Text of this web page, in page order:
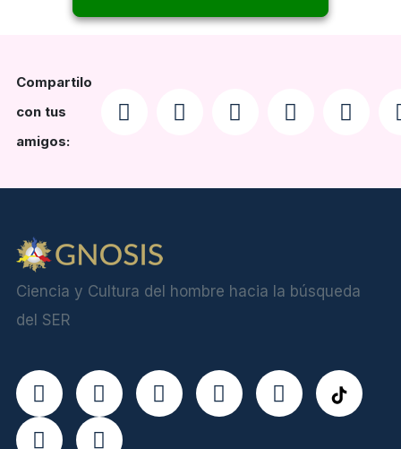
Compartilo
con tus
amigos:
Ciencia y Cultura del hombre hacia la búsqueda
del SER